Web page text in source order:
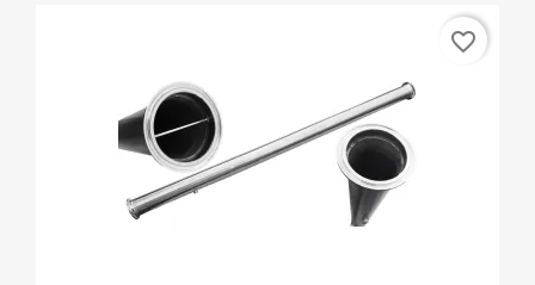
favorite_border